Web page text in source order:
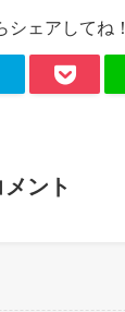
シェアしてね！
メント